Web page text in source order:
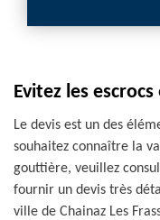
Evitez les
Le devis est un des
souhaitez connaître la
gouttière, veuillez
fournir un devis très
ville de Chainaz Les